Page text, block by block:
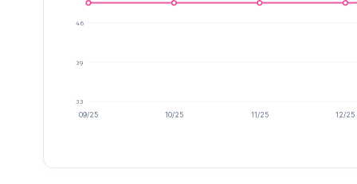
33
39
46
09/25 10/25 11/25 12/25